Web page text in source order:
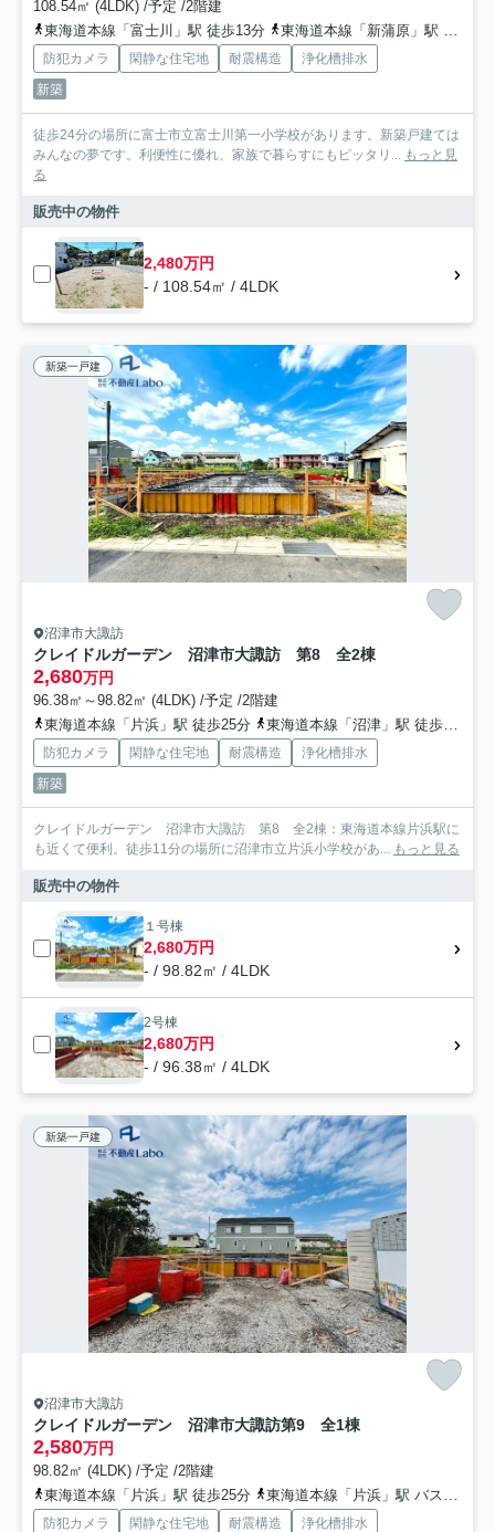
108.54㎡ (4LDK) /予定 /2階建
東海道本線「富士川」駅 徒歩13分
東海道本線「新蒲原」駅 徒歩25分
防犯カメラ 閑静な住宅地 耐震構造
浄化槽排水
新築
徒歩24分の場所に富士市立富士川第一小学校があります。新築戸建ては
みんなの夢です。利便性に優れ、家族で暮らすにもピッタリ...
もっと見
る
販売中の物件
2,480万円
- / 108.54㎡ / 4LDK
新築一戸建
沼津市大諏訪
クレイドルガーデン 沼津市大諏訪 第8 全2棟
2,680万円
96.38㎡～98.82㎡ (4LDK) /予定 /2階建
東海道本線「片浜」駅 徒歩25分
東海道本線「沼津」駅 徒歩43分
防犯カメラ 閑静な住宅地 耐震構造
浄化槽排水
新築
クレイドルガーデン 沼津市大諏訪 第8 全2棟：東海道本線片浜駅に
も近くて便利。徒歩11分の場所に沼津市立片浜小学校があ...
もっと見る
販売中の物件
１号棟
2,680万円
- / 98.82㎡ / 4LDK
2号棟
2,680万円
- / 96.38㎡ / 4LDK
新築一戸建
沼津市大諏訪
クレイドルガーデン 沼津市大諏訪第9 全1棟
2,580万円
98.82㎡ (4LDK) /予定 /2階建
東海道本線「片浜」駅 徒歩25分
東海道本線「片浜」駅 バス3分 富士急シティバス「東大諏訪」 停歩7分
防犯カメラ 閑静な住宅地 耐震構造
浄化槽排水